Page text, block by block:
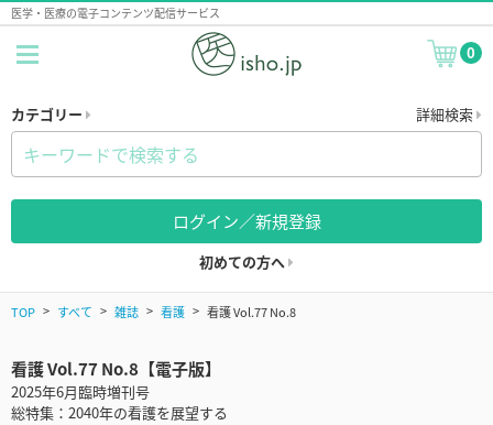
医学・医療の電子コンテンツ配信サービス
0
カテゴリー 詳細検索
ログイン／新規登録
初めての方へ
TOP すべて 雑誌 看護 看護 Vol.77 No.8
看護 Vol.77 No.8【電子版】
2025年6月臨時増刊号
総特集：2040年の看護を展望する